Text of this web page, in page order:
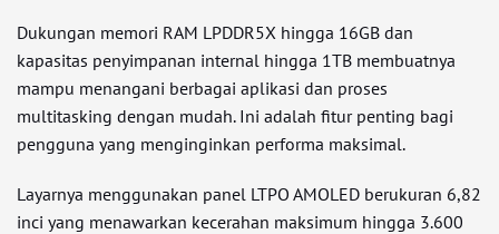
Dukungan memori RAM LPDDR5X hingga 16GB dan
kapasitas penyimpanan internal hingga 1TB membuatnya
mampu menangani berbagai aplikasi dan proses
multitasking dengan mudah. Ini adalah fitur penting bagi
pengguna yang menginginkan performa maksimal.
Layarnya menggunakan panel LTPO AMOLED berukuran 6,82
inci yang menawarkan kecerahan maksimum hingga 3.600